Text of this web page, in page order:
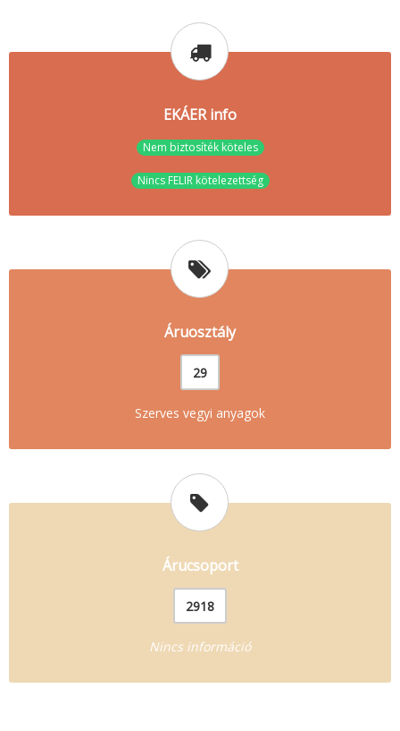
EKÁER info
Nem biztosíték köteles
Nincs FELIR kötelezettség
Áruosztály
29
Szerves vegyi anyagok
Árucsoport
2918
Nincs információ